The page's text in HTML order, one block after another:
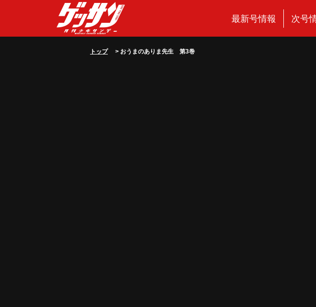
最新号情報 次号
トップ> おうまのありま先生 第3巻